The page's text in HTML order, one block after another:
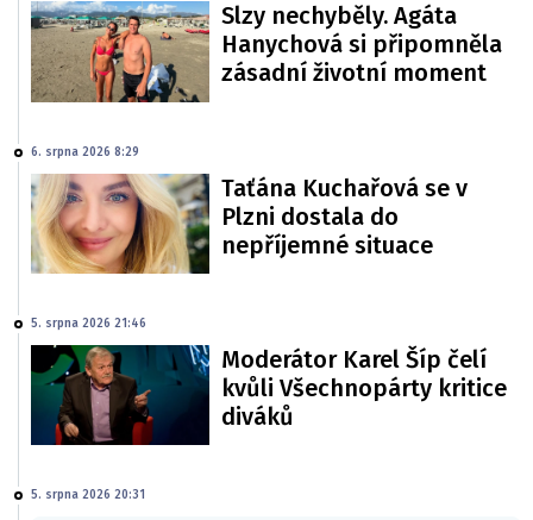
Slzy nechyběly. Agáta
Hanychová si připomněla
zásadní životní moment
6. srpna 2026 8:29
Taťána Kuchařová se v
Plzni dostala do
nepříjemné situace
5. srpna 2026 21:46
Moderátor Karel Šíp čelí
kvůli Všechnopárty kritice
diváků
5. srpna 2026 20:31